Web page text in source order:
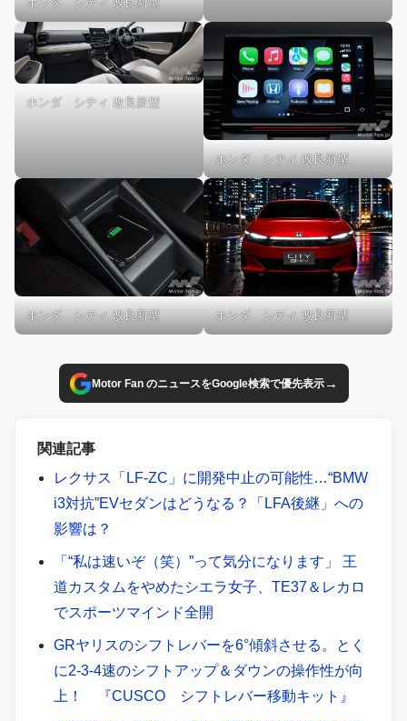
ホンダ シティ 改良新型
ホンダ シティ 改良新型
ホンダ シティ 改良新型 ホンダ シティ 改良新型
Motor Fan のニュースをGoogle検索で優先表示→
関連記事
レクサス「LF-ZC」に開発中止の可能性…“BMW
i3対抗”EVセダンはどうなる？「LFA後継」への
影響は？
「“私は速いぞ（笑）”って気分になります」 王
道カスタムをやめたシエラ女子、TE37＆レカロ
でスポーツマインド全開
GRヤリスのシフトレバーを6°傾斜させる。とく
に2-3-4速のシフトアップ＆ダウンの操作性が向
上！ 『CUSCO シフトレバー移動キット』